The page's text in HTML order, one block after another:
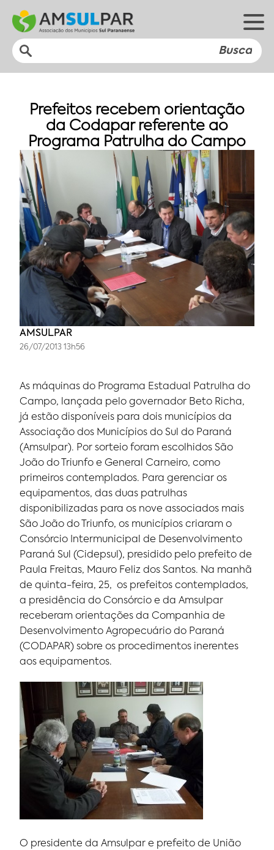
Prefeitos recebem orientação
da Codapar referente ao
Programa Patrulha do Campo
AMSULPAR
26/07/2013 13h56
As máquinas do Programa Estadual Patrulha do
Campo, lançada pelo governador Beto Richa,
já estão disponíveis para dois municípios da
Associação dos Municípios do Sul do Paraná
(Amsulpar). Por sorteio foram escolhidos São
João do Triunfo e General Carneiro, como
primeiros contemplados. Para gerenciar os
equipamentos, das duas patrulhas
disponibilizadas para os nove associados mais
São João do Triunfo, os municípios criaram o
Consórcio Intermunicipal de Desenvolvimento
Paraná Sul (Cidepsul), presidido pelo prefeito de
Paula Freitas, Mauro Feliz dos Santos. Na manhã
de quinta-feira, 25, os prefeitos contemplados,
a presidência do Consórcio e da Amsulpar
receberam orientações da Companhia de
Desenvolvimento Agropecuário do Paraná
(CODAPAR) sobre os procedimentos inerentes
aos equipamentos.
O presidente da Amsulpar e prefeito de União